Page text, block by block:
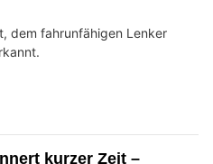
dem fahrunfähigen Lenker
kurzer Zeit –